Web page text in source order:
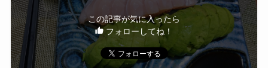
この記事が気に入ったら
フォローしてね！